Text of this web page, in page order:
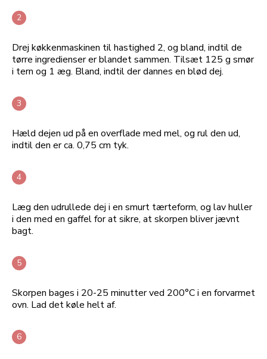
Drej køkkenmaskinen til hastighed 2, og bland, indtil de
tørre ingredienser er blandet sammen. Tilsæt 125 g smør
i tern og 1 æg. Bland, indtil der dannes en blød dej.
Hæld dejen ud på en overflade med mel, og rul den ud,
indtil den er ca. 0,75 cm tyk.
Læg den udrullede dej i en smurt tærteform, og lav huller
i den med en gaffel for at sikre, at skorpen bliver jævnt
bagt.
Skorpen bages i 20-25 minutter ved 200°C i en forvarmet
ovn. Lad det køle helt af.